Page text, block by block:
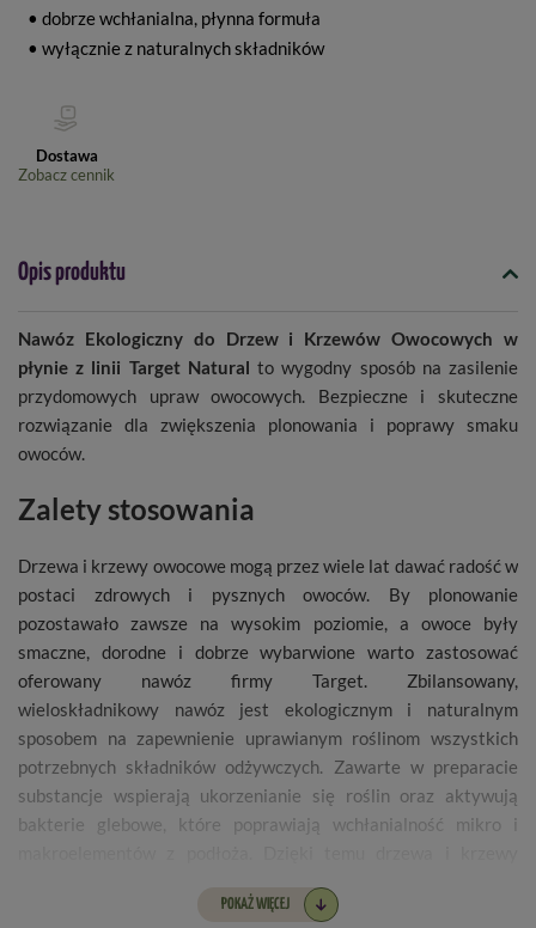
• dobrze wchłanialna, płynna formuła
• wyłącznie z naturalnych składników
Dostawa
Zobacz cennik
Opis produktu
Nawóz Ekologiczny do Drzew i Krzewów Owocowych w
płynie z linii Target Natural to wygodny sposób na zasilenie
przydomowych upraw owocowych. Bezpieczne i skuteczne
rozwiązanie dla zwiększenia plonowania i poprawy smaku
owoców.
Zalety stosowania
Drzewa i krzewy owocowe mogą przez wiele lat dawać radość w
postaci zdrowych i pysznych owoców. By plonowanie
pozostawało zawsze na wysokim poziomie, a owoce były
smaczne, dorodne i dobrze wybarwione warto zastosować
oferowany nawóz firmy Target. Zbilansowany,
wieloskładnikowy nawóz jest ekologicznym i naturalnym
sposobem na zapewnienie uprawianym roślinom wszystkich
potrzebnych składników odżywczych. Zawarte w preparacie
substancje wspierają ukorzenianie się roślin oraz aktywują
bakterie glebowe, które poprawiają wchłanialność mikro i
co z kolei ma niebagatelny wpływ na późniejsze plony. Zasilone
POKAŻ WIĘCEJ